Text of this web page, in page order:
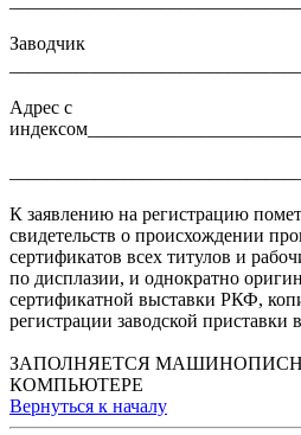
Заводчик
Адрес с
К заявлению на регистрацию
свидетельств о происхождении
сертификатов всех титулов и
по дисплазии, и однократно
сертификатной выставки РКФ,
регистрации заводской приставки
ЗАПОЛНЯЕТСЯ
КОМПЬЮТЕРЕ
Вернуться к началу